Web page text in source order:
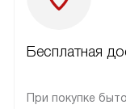
Бесплатная
При покупке